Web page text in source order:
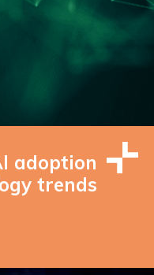
adoption
trends